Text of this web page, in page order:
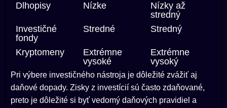
Dlhopisy
Nízke
Nízky až
stredný
Investičné
fondy
Stredné Stredný
Kryptomeny
Extrémne
vysoké
Extrémne
vysoký
Pri výbere investičného nástroja je dôležité zvážiť aj
daňové dopady. Zisky z investícií sú často zdaňované,
preto je dôležité si byť vedomý daňových pravidiel a